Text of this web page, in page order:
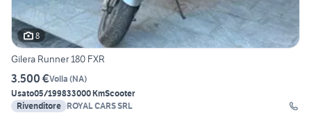
8
Gilera Runner 180 FXR
3.500 €Volla (NA)
Usato05/199833000 KmScooter
Rivenditore ROYAL CARS SRL